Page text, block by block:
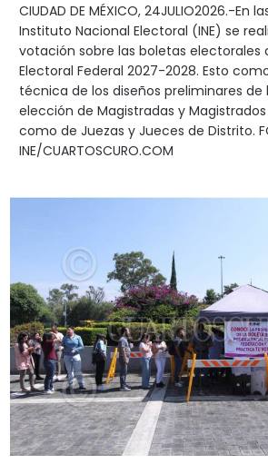
CIUDAD DE MÉXICO, 24JULIO2026.-En
Instituto Nacional Electoral (INE) se
votación sobre las boletas electorales
Electoral Federal 2027-2028. Esto
técnica de los diseños preliminares de
elección de Magistradas y
como de Juezas y Jueces de Distrito.
INE/CUARTOSCURO.COM